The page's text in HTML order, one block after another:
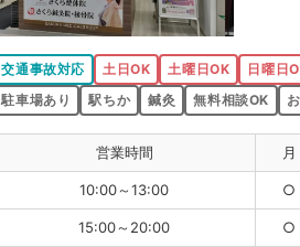
交通事故対応 土日OK 土曜日OK 日曜日
駐車場あり
駅ちか 鍼灸 無料相談OK
営業時間 月
10:00～13:00 ○
15:00～20:00 ○